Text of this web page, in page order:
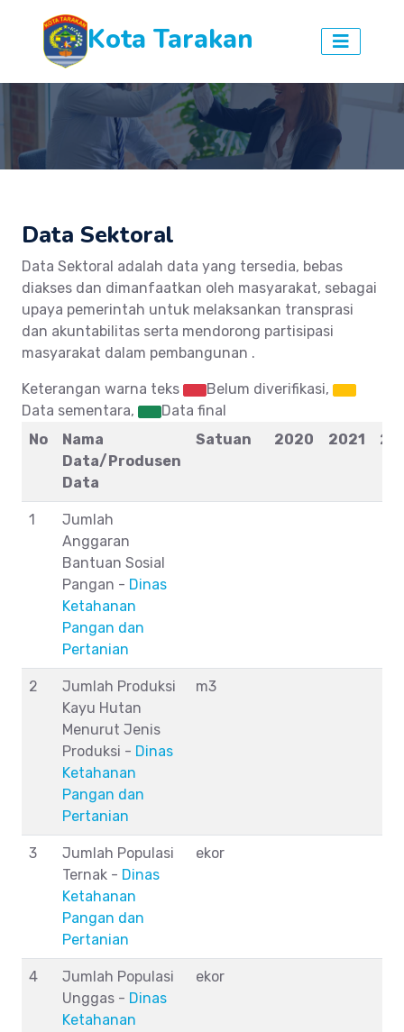
Kota Tarakan
Data Sektoral
Data Sektoral adalah data yang tersedia, bebas
diakses dan dimanfaatkan oleh masyarakat, sebagai
upaya pemerintah untuk melaksankan transprasi
dan akuntabilitas serta mendorong partisipasi
masyarakat dalam pembangunan .
Keterangan warna teks
Belum diverifikasi,
Data sementara,
Data final
No
Nama
Data/Produsen
Data
Satuan 2020 2021
1
Jumlah
Anggaran
Bantuan Sosial
Pangan - Dinas
Ketahanan
Pangan dan
Pertanian
2
Jumlah Produksi
Kayu Hutan
Menurut Jenis
Produksi - Dinas
Ketahanan
Pangan dan
Pertanian
m3
3
Jumlah Populasi
Ternak - Dinas
Ketahanan
Pangan dan
Pertanian
ekor
4
Jumlah Populasi
Unggas - Dinas
Ketahanan
ekor